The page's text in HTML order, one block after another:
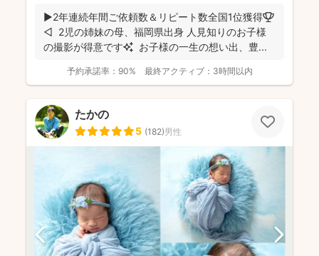
▶︎2年連続年間ご依頼数＆リピート数全国1位獲得🏆
◁ 2児の姉妹の母、福岡県出身 人見知りのお子様
の撮影が得意です✨ お子様の一生の想い出、豊...
予約承諾率： 90% 最終アクティブ： 3時間以内
たかの
5 (182)男性